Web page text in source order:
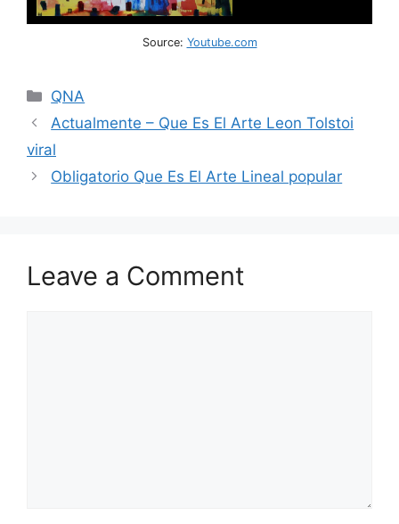
Source: Youtube.com
Categories
QNA
Actualmente – Que Es El Arte Leon Tolstoi
viral
Obligatorio Que Es El Arte Lineal popular
Leave a Comment